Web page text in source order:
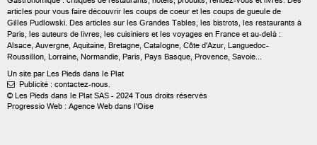
articles pour vous faire découvrir les coups de coeur et les coups de gueule de
Gilles Pudlowski. Des articles sur les Grandes Tables, les bistrots, les restaurants à
Paris, les auteurs de livres, les cuisiniers et les voyages en France et au-delà :
Alsace, Auvergne, Aquitaine, Bretagne, Catalogne, Côte d'Azur, Languedoc-
Roussillon, Lorraine, Normandie, Paris, Pays Basque, Provence, Savoie...
Un site par Les Pieds dans le Plat
 Publicité : contactez-nous.
© Les Pieds dans le Plat SAS - 2024 Tous droits réservés
Progressio Web : Agence Web dans l'Oise